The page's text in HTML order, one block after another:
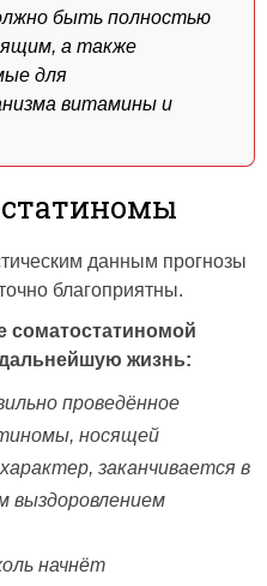
быть полностью
а также
для
витамины и
данным прогнозы
благоприятны.
соматостатиномой
жизнь:
проведённое
носящей
заканчивается в
выздоровлением
начнёт